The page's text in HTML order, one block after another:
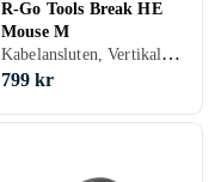
R-Go Tools Break HE
Mouse M
Kabelansluten, Vertikal, Ergonomisk, Även för vänsterhänta, Ergonomisk design, 4, 2500 dpi
799 kr